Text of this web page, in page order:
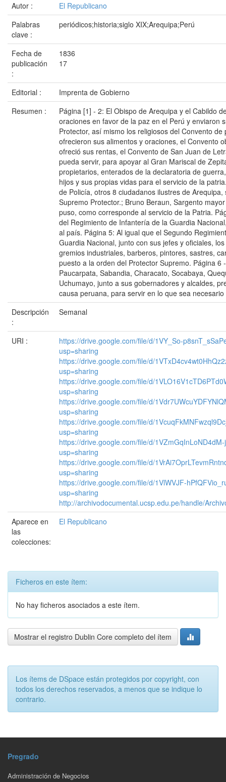
Autor :
El Republicano
Palabras
clave :
periódicos;historia;siglo XIX;Arequipa;Perú
Fecha de
publicación
:
1836
17
Editorial :
Imprenta de Gobierno
Resumen :
Página [1] - 2: El Obispo de Arequipa y el Cabildo
oraciones en favor de la paz en el Perú y enviaron
Protector, así mismo los religiosos del Convento
ofrecieron sus alimentos y oraciones, el Convento
ofreció sus rentas, el Convento de San Juan de
pueda servir, para apoyar al Gran Mariscal de
propietarios, enterados de la declaratoria de
hijos y sus propias vidas para el servicio de la
de Policía, otros 8 ciudadanos ilustres de
Supremo Protector.; Bruno Beraun, Sargento
puso, como corresponde al servicio de la Patria.
del Regimiento de Infantería de la Guardia
al país. Página 5: Al igual que el Segundo
Guardia Nacional, junto con sus jefes y oficiales,
gremios industriales, barberos, pintores, sastres,
puesto a la orden del Protector Supremo. Página 6
Paucarpata, Sabandia, Characato, Socabaya,
Uchumayo, junto a sus gobernadores y alcaldes,
causa peruana, para servir en lo que sea necesario
Descripción
:
Semanal
URI :
https://drive.google.com/file/d/1VY_So-
usp=sharing
https://drive.google.com/file/d/
usp=sharing
https://drive.google.com/file/d/
usp=sharing
https://drive.google.com/file/d/
usp=sharing
https://drive.google.com/file/d/
usp=sharing
https://drive.google.com/file/d/
usp=sharing
https://drive.google.com/file/d/
usp=sharing
https://drive.google.com/file/d/1VlWVJF-
usp=sharing
http://archivodocumental.ucsp.edu.pe/handle/
Aparece en
las
colecciones:
El Republicano
Ficheros en este ítem:
No hay ficheros asociados a este ítem.
Mostrar el registro Dublin Core completo del ítem
Los ítems de DSpace están protegidos por copyright, con
todos los derechos reservados, a menos que se indique lo
contrario.
Pregrado
Administración de Negocios